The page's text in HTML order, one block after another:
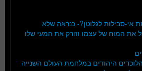
אי-סבילות לגלוטן?- כנראה שלא
את המוח של עצמו וזורק את המעי שלו
היהודים במלחמת העולם השנייה